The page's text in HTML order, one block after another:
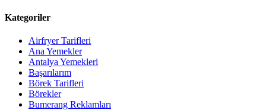
Kategoriler
Airfryer Tarifleri
Ana Yemekler
Antalya Yemekleri
Başarılarım
Börek Tarifleri
Börekler
Bumerang Reklamları